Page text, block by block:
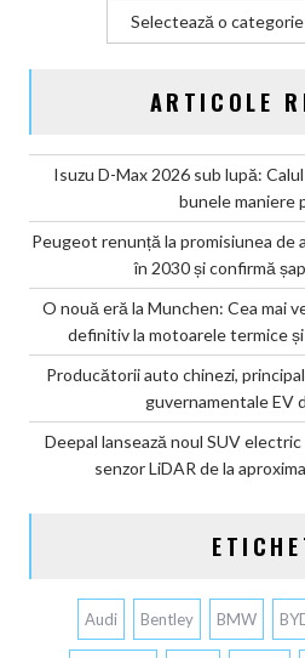
ARTICOLE
Isuzu D-Max 2026 sub lupă:
bunele maniere
Peugeot renunță la promisiunea de
în 2030 și confirmă
O nouă eră la Munchen: Cea mai
definitiv la motoarele termice
Producătorii auto chinezi,
guvernamentale EV
Deepal lansează noul SUV
senzor LiDAR de la
Audi Bentley BMW